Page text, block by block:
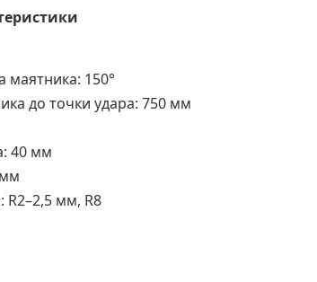
маятника: 150°
до точки удара: 750 мм
40 мм
R2–2,5 мм, R8